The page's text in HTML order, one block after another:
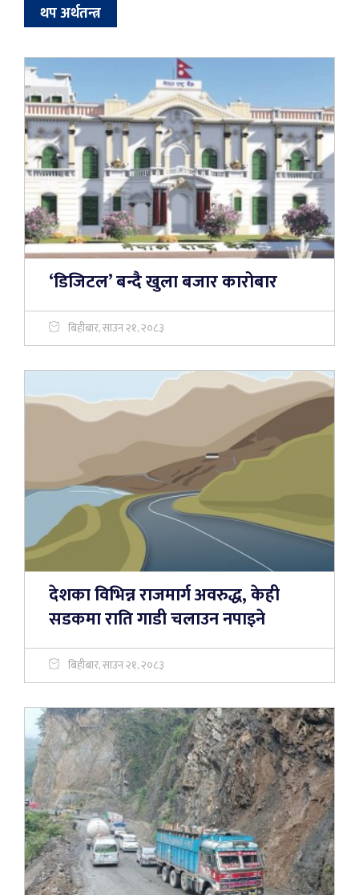
थप अर्थतन्त्र
‘डिजिटल’ बन्दै खुला बजार कारोबार
बिहीबार, साउन २१, २०८३
देशका विभिन्न राजमार्ग अवरुद्ध, केही
सडकमा राति गाडी चलाउन नपाइने
बिहीबार, साउन २१, २०८३